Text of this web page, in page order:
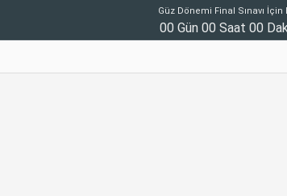
Güz Dönemi Final Sınavı İçin
00 Gün 00 Saat 00